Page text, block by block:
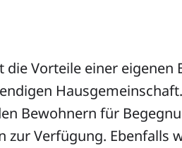
die Vorteile einer
Bewohnern für
Verfügung. Ebenfalls